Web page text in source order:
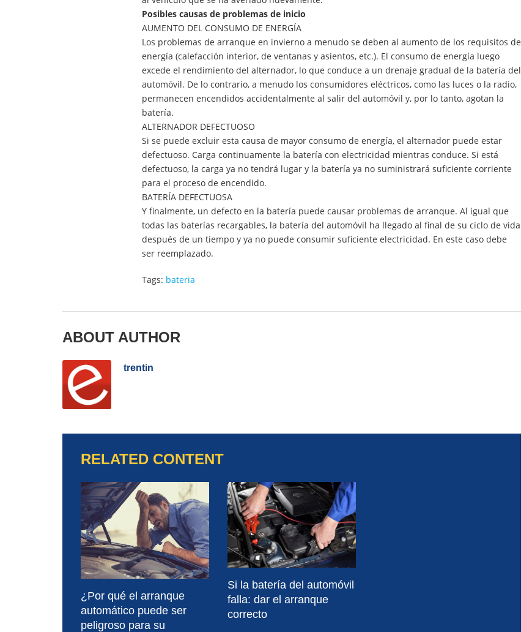
Posibles causas de problemas de inicio
AUMENTO DEL CONSUMO DE ENERGÍA
Los problemas de arranque en invierno a menudo se deben al aumento de los requisitos de
energía (calefacción interior, de ventanas y asientos, etc.). El consumo de energía luego
excede el rendimiento del alternador, lo que conduce a un drenaje gradual de la batería del
automóvil. De lo contrario, a menudo los consumidores eléctricos, como las luces o la radio,
permanecen encendidos accidentalmente al salir del automóvil y, por lo tanto, agotan la
batería.
ALTERNADOR DEFECTUOSO
Si se puede excluir esta causa de mayor consumo de energía, el alternador puede estar
defectuoso. Carga continuamente la batería con electricidad mientras conduce. Si está
defectuoso, la carga ya no tendrá lugar y la batería ya no suministrará suficiente corriente
para el proceso de encendido.
BATERÍA DEFECTUOSA
Y finalmente, un defecto en la batería puede causar problemas de arranque. Al igual que
todas las baterías recargables, la batería del automóvil ha llegado al final de su ciclo de vida
después de un tiempo y ya no puede consumir suficiente electricidad. En este caso debe
ser reemplazado.
Tags: bateria
ABOUT AUTHOR
trentin
RELATED CONTENT
¿Por qué el arranque
automático puede ser
peligroso para su
Si la batería del automóvil
falla: dar el arranque
correcto